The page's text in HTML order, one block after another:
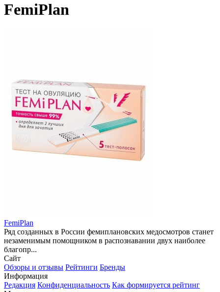
FemiPlan
FemiPlan
Ряд созданных в России фемиплановских медосмотров станет
незаменимым помощником в распознавании двух наиболее
благопр...
Сайт
Обзоры и отзывы Рейтинги Бренды
Информация
Редакция Конфиденциальность Как формируется рейтинг